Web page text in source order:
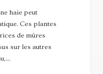
haie peut
Ces plantes
de mûres
sur les autres